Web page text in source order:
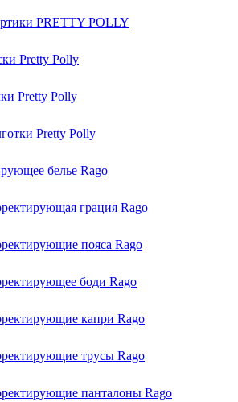
PRETTY POLLY
Pretty Polly
Pretty Polly
Pretty Polly
белье Rago
грация Rago
пояса Rago
боди Rago
капри Rago
трусы Rago
панталоны Rago